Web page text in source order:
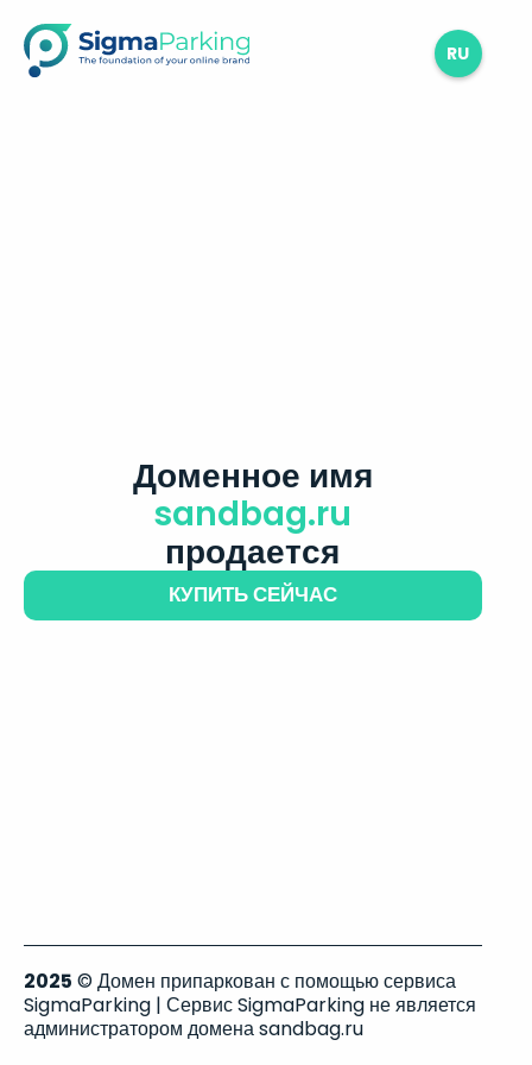
RU
Доменное имя
sandbag.ru
продается
КУПИТЬ СЕЙЧАС
2025 © Домен припаркован с помощью сервиса
SigmaParking | Сервис SigmaParking не является
администратором домена sandbag.ru